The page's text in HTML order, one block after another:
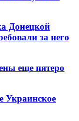
Донецкой
за него
еще пятеро
Украинское